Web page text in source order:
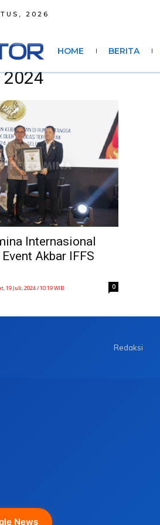
2026
HOME BERITA
2024
Internasional
Akbar IFFS
19 Juli, 2024 / 10:19 WIB 0
Redaksi
News